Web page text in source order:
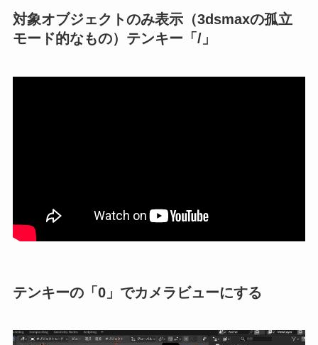
対象オブジェクトのみ表示（3dsmaxの孤立
モード的なもの）テンキー「/」
テンキーの「0」でカメラビューにする